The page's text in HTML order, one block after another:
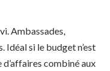
Ambassades,
Idéal si le budget n’est
combiné aux